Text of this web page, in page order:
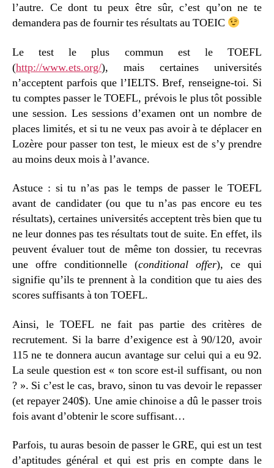
l’autre. Ce dont tu peux être sûr, c’est qu’on ne te
demandera pas de fournir tes résultats au TOEIC
Le test le plus commun est le TOEFL
(http://www.ets.org/), mais certaines universités
n’acceptent parfois que l’IELTS. Bref, renseigne-toi. Si
tu comptes passer le TOEFL, prévois le plus tôt possible
une session. Les sessions d’examen ont un nombre de
places limités, et si tu ne veux pas avoir à te déplacer en
Lozère pour passer ton test, le mieux est de s’y prendre
au moins deux mois à l’avance.
Astuce : si tu n’as pas le temps de passer le TOEFL
avant de candidater (ou que tu n’as pas encore eu tes
résultats), certaines universités acceptent très bien que tu
ne leur donnes pas tes résultats tout de suite. En effet, ils
peuvent évaluer tout de même ton dossier, tu recevras
une offre conditionnelle (conditional offer), ce qui
signifie qu’ils te prennent à la condition que tu aies des
scores suffisants à ton TOEFL.
Ainsi, le TOEFL ne fait pas partie des critères de
recrutement. Si la barre d’exigence est à 90/120, avoir
115 ne te donnera aucun avantage sur celui qui a eu 92.
La seule question est « ton score est-il suffisant, ou non
? ». Si c’est le cas, bravo, sinon tu vas devoir le repasser
(et repayer 240$). Une amie chinoise a dû le passer trois
fois avant d’obtenir le score suffisant…
Parfois, tu auras besoin de passer le GRE, qui est un test
d’aptitudes général et qui est pris en compte dans le